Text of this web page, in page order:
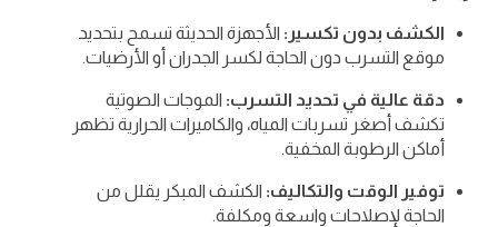
الكشف بدون تكسير: الأجهزة الحديثة تسمح بتحديد
موقع التسرب دون الحاجة لكسر الجدران أو الأرضيات.
دقة عالية في تحديد التسرب: الموجات الصوتية
تكشف أصغر تسربات المياه، والكاميرات الحرارية تظهر
أماكن الرطوبة المخفية.
توفير الوقت والتكاليف: الكشف المبكر يقلل من
الحاجة لإصلاحات واسعة ومكلفة.